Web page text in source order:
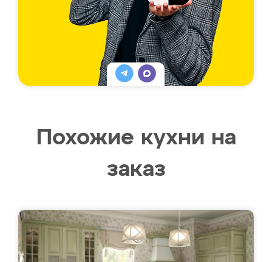
Похожие кухни на
заказ